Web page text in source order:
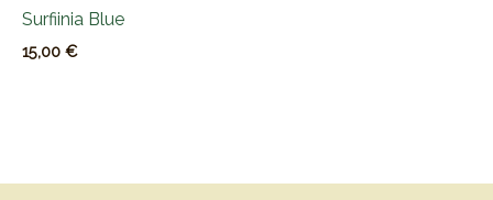
Surfiinia Blue
15,00 €